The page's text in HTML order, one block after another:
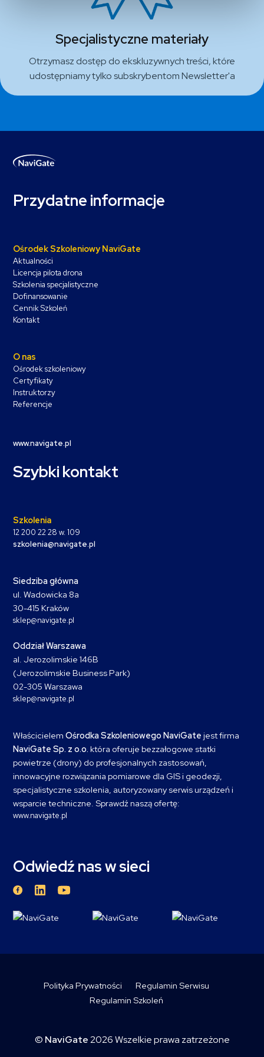
Specjalistyczne materiały
Otrzymasz dostęp do ekskluzywnych treści, które
udostępniamy tylko subskrybentom Newsletter'a
Przydatne informacje
Ośrodek Szkoleniowy NaviGate
Aktualności
Licencja pilota drona
Szkolenia specjalistyczne
Dofinansowanie
Cennik Szkoleń
Kontakt
O nas
Ośrodek szkoleniowy
Certyfikaty
Instruktorzy
Referencje
www.navigate.pl
Szybki kontakt
Szkolenia
12 200 22 28 w. 109
szkolenia@navigate.pl
Siedziba główna
ul. Wadowicka 8a
30-415 Kraków
sklep@navigate.pl
Oddział Warszawa
al. Jerozolimskie 146B
(Jerozolimskie Business Park)
02-305 Warszawa
sklep@navigate.pl
Właścicielem Ośrodka Szkoleniowego NaviGate jest firma
NaviGate Sp. z o.o. która oferuje bezzałogowe statki
powietrze (drony) do profesjonalnych zastosowań,
innowacyjne rozwiązania pomiarowe dla GIS i geodezji,
specjalistyczne szkolenia, autoryzowany serwis urządzeń i
wsparcie techniczne. Sprawdź naszą ofertę:
www.navigate.pl
Odwiedź nas w sieci
Polityka Prywatności
Regulamin Serwisu
Regulamin Szkoleń
© NaviGate2026 Wszelkie prawa zatrzeżone